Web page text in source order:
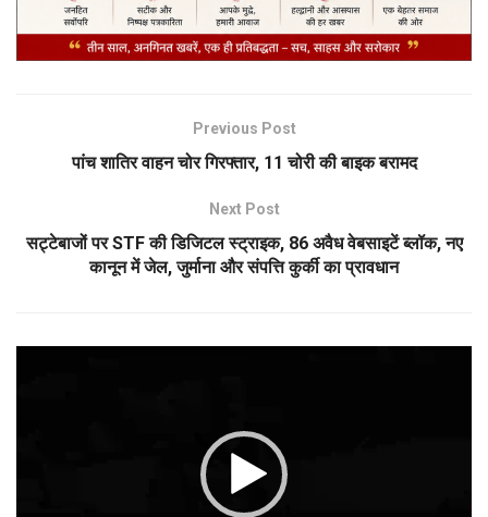
Previous Post
पांच शातिर वाहन चोर गिरफ्तार, 11 चोरी की बाइक बरामद
Next Post
सट्टेबाजों पर STF की डिजिटल स्ट्राइक, 86 अवैध वेबसाइटें ब्लॉक, नए
कानून में जेल, जुर्माना और संपत्ति कुर्की का प्रावधान